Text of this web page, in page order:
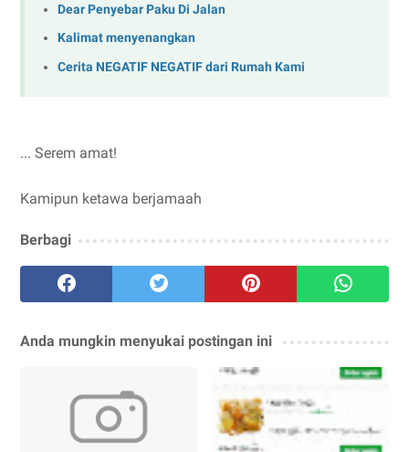
Dear Penyebar Paku Di Jalan
Kalimat menyenangkan
Cerita NEGATIF NEGATIF dari Rumah Kami
... Serem amat!
Kamipun ketawa berjamaah
Berbagi
Anda mungkin menyukai postingan ini